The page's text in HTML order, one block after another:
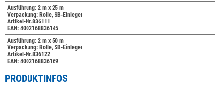
Ausführung: 2 m x 25 m
Verpackung: Rolle, SB-Einleger
Artikel-Nr.836111
EAN: 4002168836145
Ausführung: 2 m x 50 m
Verpackung: Rolle, SB-Einleger
Artikel-Nr.836122
EAN: 4002168836169
PRODUKTINFOS